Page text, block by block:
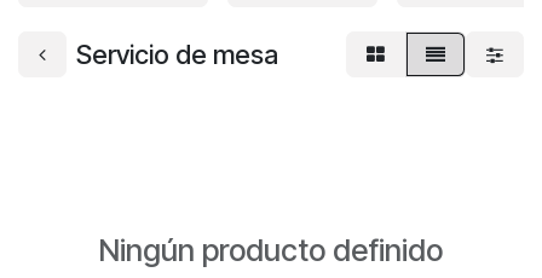
Servicio de mesa
Ningún producto definido